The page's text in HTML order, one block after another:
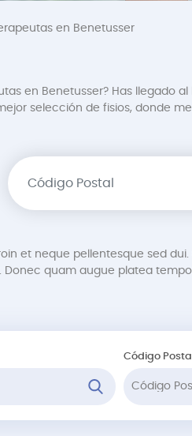
en Benetusser
en Benetusser? Has llegado
selección de fisios, donde
et neque pellentesque sed
Donec quam augue platea
Código Postal